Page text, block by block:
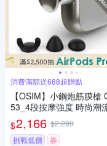
消費滿額送688超贈點
【OSIM】小鋼炮筋膜槍
53_4段按摩強度 時尚潮
槍 筋膜槍 迷你筋膜槍 隨
槍 電動筋膜槍
$2,166 $2,280
挑戰低價
券